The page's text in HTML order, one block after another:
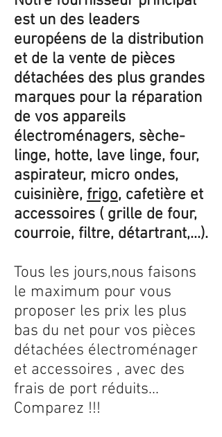
est un des leaders
européens de la distribution
et de la vente de pièces
détachées des plus grandes
marques pour la réparation
de vos appareils
électroménagers, sèche-
linge, hotte, lave linge, four,
aspirateur, micro ondes,
cuisinière, frigo, cafetière et
accessoires ( grille de four,
courroie, filtre, détartrant,...).
Tous les jours,nous faisons
le maximum pour vous
proposer les prix les plus
bas du net pour vos pièces
détachées électroménager
et accessoires , avec des
frais de port réduits...
Comparez !!!